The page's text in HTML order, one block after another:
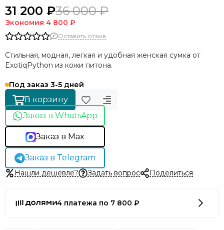
31 200 ₽36 000 ₽
Экономия 4 800 ₽
Оставить отзыв
Стильная, модная, легкая и удобная женская сумка от
ExotiqPython из кожи питона.
Под заказ 3-5 дней
В корзину
Заказ в WhatsApp
Заказ в Max
Заказ в Telegram
Нашли дешевле? Задать вопрос Поделиться
4 платежа по 7 800 ₽